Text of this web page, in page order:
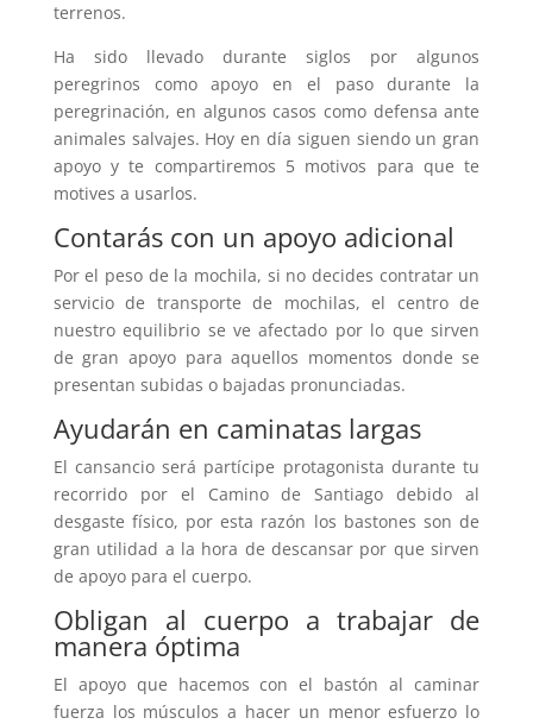
terrenos.
Ha sido llevado durante siglos por algunos
peregrinos como apoyo en el paso durante la
peregrinación, en algunos casos como defensa ante
animales salvajes. Hoy en día siguen siendo un gran
apoyo y te compartiremos 5 motivos para que te
motives a usarlos.
Contarás con un apoyo adicional
Por el peso de la mochila, si no decides contratar un
servicio de transporte de mochilas, el centro de
nuestro equilibrio se ve afectado por lo que sirven
de gran apoyo para aquellos momentos donde se
presentan subidas o bajadas pronunciadas.
Ayudarán en caminatas largas
El cansancio será partícipe protagonista durante tu
recorrido por el Camino de Santiago debido al
desgaste físico, por esta razón los bastones son de
gran utilidad a la hora de descansar por que sirven
de apoyo para el cuerpo.
Obligan al cuerpo a trabajar de
manera óptima
El apoyo que hacemos con el bastón al caminar
fuerza los músculos a hacer un menor esfuerzo lo